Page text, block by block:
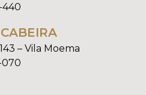
440
– Vila Moema
070